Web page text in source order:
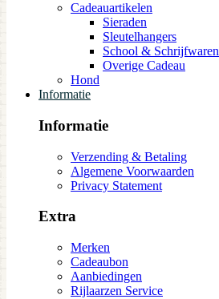
Cadeauartikelen
Sieraden
Sleutelhangers
School & Schrijfwaren
Overige Cadeau
Hond
Informatie
Informatie
Verzending & Betaling
Algemene Voorwaarden
Privacy Statement
Extra
Merken
Cadeaubon
Aanbiedingen
Rijlaarzen Service